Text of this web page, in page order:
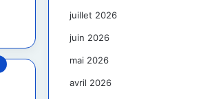
juillet 2026
juin 2026
mai 2026
avril 2026